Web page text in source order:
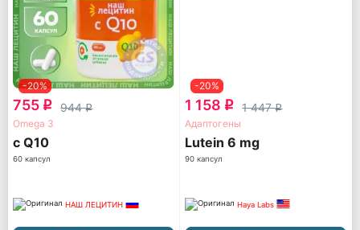
-20%
755 q 944q
Omega 3
с Q10
60 капсул
НАШ ЛЕЦИТИН
-20%
1 158 q 1 447q
Адаптогены
Lutein 6 mg
90 капсул
Haya Labs